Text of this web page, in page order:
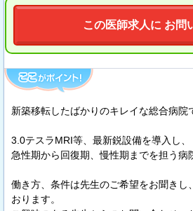
この医師求人に お問
新築移転したばかりのキレイな総合病院
3.0テスラMRI等、最新鋭設備を導入し、
急性期から回復期、慢性期までを担う病
働き方、条件は先生のご希望をお聞きし
おります。